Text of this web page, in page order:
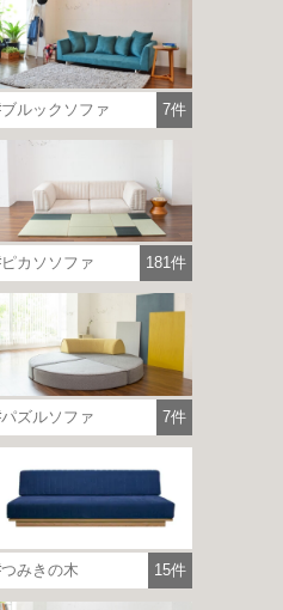
ブルックソファ 7件
ピカソソファ 181件
パズルソファ 7件
つみきの木 15件